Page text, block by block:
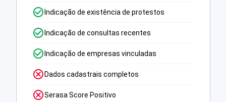
Indicação de existência de protestos
Indicação de consultas recentes
Indicação de empresas vinculadas
Dados cadastrais completos
Serasa Score Positivo